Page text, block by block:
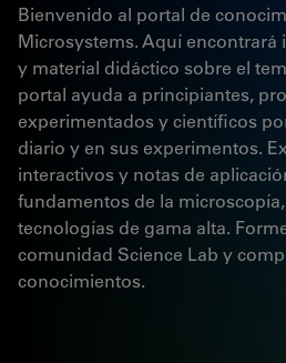
Bienvenido al portal de
Microsystems. Aquí encontrará
y material didáctico sobre el
portal ayuda a principiantes,
experimentados y científicos
diario y en sus experimentos.
interactivos y notas de
fundamentos de la
tecnologías de gama alta.
comunidad Science Lab y
conocimientos.